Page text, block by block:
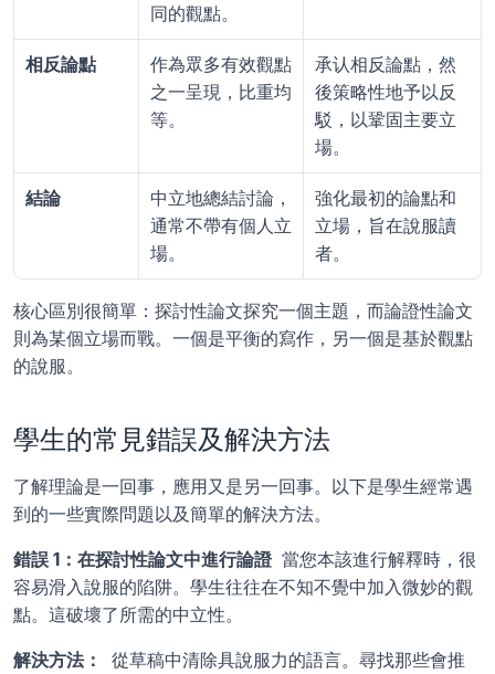
同的觀點。
相反論點
作為眾多有效觀點
之一呈現，比重均
等。
承认相反論點，然
後策略性地予以反
駁，以鞏固主要立
場。
結論
中立地總結討論，
通常不帶有個人立
場。
強化最初的論點和
立場，旨在說服讀
者。
核心區別很簡單：探討性論文探究一個主題，而論證性論文
則為某個立場而戰。一個是平衡的寫作，另一個是基於觀點
的說服。
學生的常見錯誤及解決方法
了解理論是一回事，應用又是另一回事。以下是學生經常遇
到的一些實際問題以及簡單的解決方法。
錯誤 1：在探討性論文中進行論證 當您本該進行解釋時，很
容易滑入說服的陷阱。學生往往在不知不覺中加入微妙的觀
點。這破壞了所需的中立性。
解決方法：
從草稿中清除具說服力的語言。尋找那些會推